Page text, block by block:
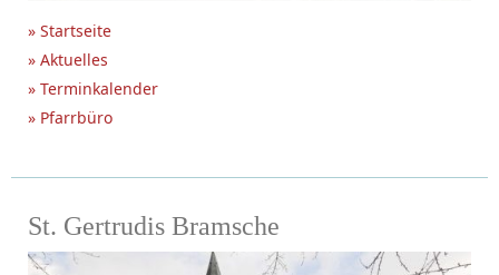
» Startseite
» Aktuelles
» Terminkalender
» Pfarrbüro
St. Gertrudis Bramsche